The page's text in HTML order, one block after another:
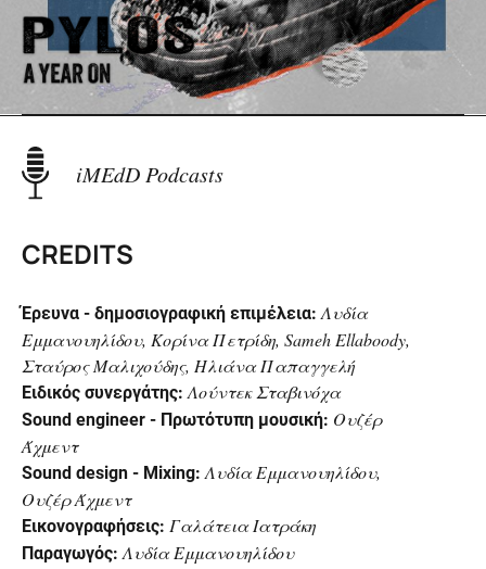
Bipolar Opposites
Ο Έβρος πίσω από τον φράχτη
iMEdD Podcasts
CREDITS
Έρευνα - δημοσιογραφική επιμέλεια: Λυδία
Εμμανουηλίδου, Κορίνα Πετρίδη, Sameh Ellaboody,
Σταύρος Μαλιχούδης, Ηλιάνα Παπαγγελή
Ειδικός συνεργάτης: Λούντεκ Σταβινόχα
Sound engineer - Πρωτότυπη μουσική: Ουζέρ
Άχμεντ
Sound design - Mixing: Λυδία Εμμανουηλίδου,
Ουζέρ Άχμεντ
Εικονογραφήσεις: Γαλάτεια Ιατράκη
Παραγωγός: Λυδία Εμμανουηλίδου